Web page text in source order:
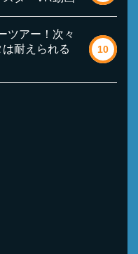
ツアー！次々
耐えられる
10